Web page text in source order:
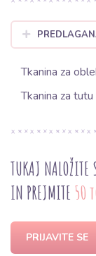
Tkanina za
Tkanina za
TUKAJ NALOŽITE
IN PREJMITE 50
PRIJAVITE SE